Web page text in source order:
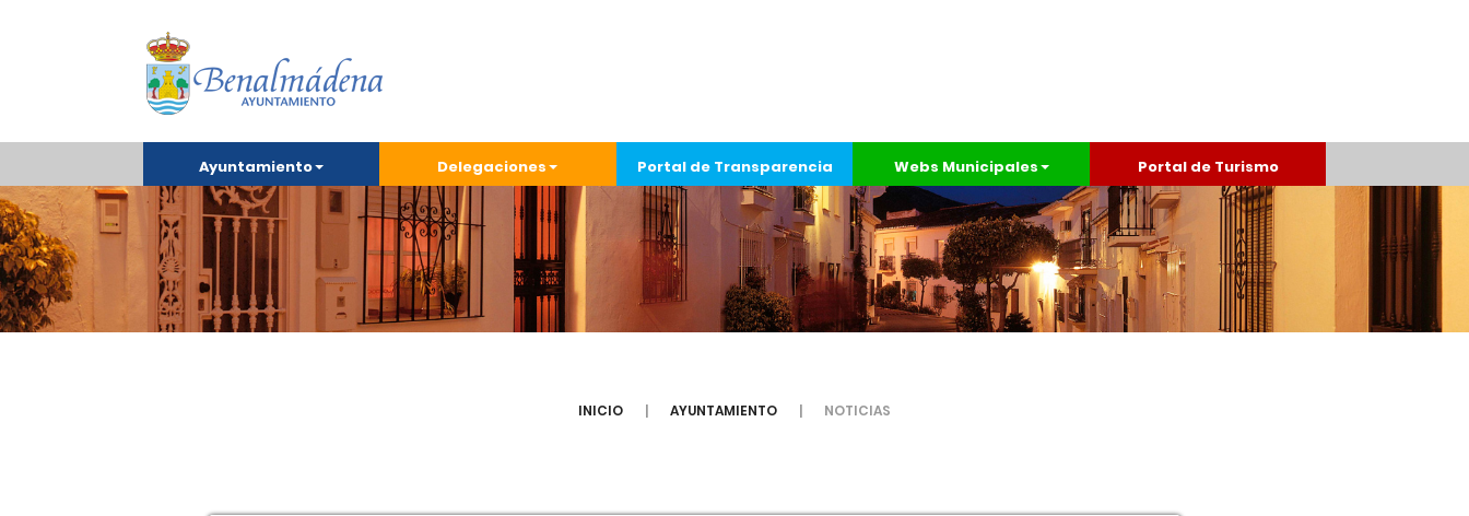
Ayuntamiento Delegaciones Portal de Transparencia Webs Municipales Portal de Turismo
INICIO AYUNTAMIENTO NOTICIAS